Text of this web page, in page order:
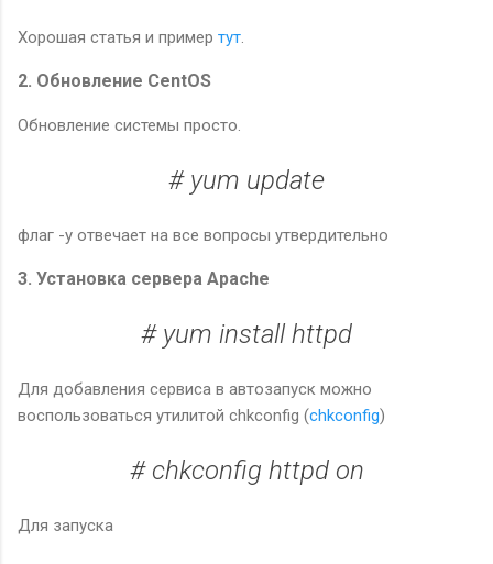
Хорошая статья и пример тут.
2. Обновление CentOS
Обновление системы просто.
# yum update
флаг -y отвечает на все вопросы утвердительно
3. Установка сервера Apache
# yum install httpd
Для добавления сервиса в автозапуск можно
воспользоваться утилитой chkconfig (chkconfig)
# chkconfig httpd on
Для запуска